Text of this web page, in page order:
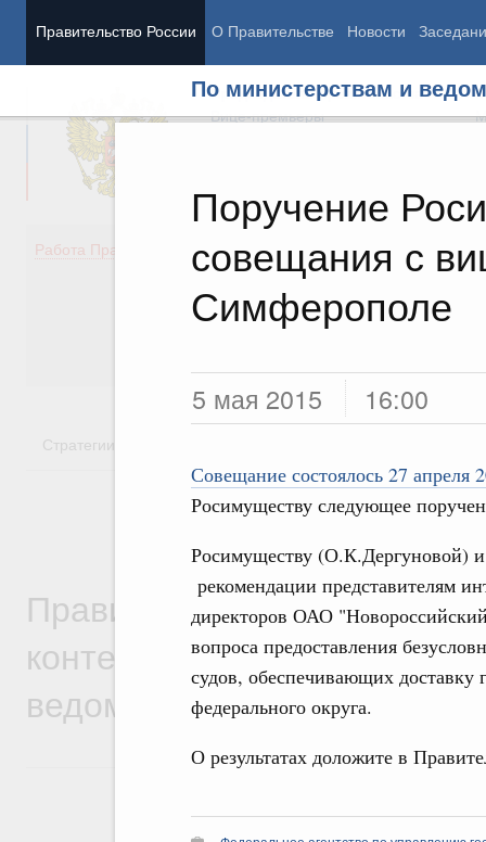
Правительство России О Правительстве Новости
По министерствам и
Поручение
совещания с
Симферополе
5 мая 2015 16:00
Совещание состоялось 27 апреля
Росимуществу следующее
Росимуществу (О.К.Дергуновой)
рекомендации представителям
директоров ОАО
вопроса предоставления
судов, обеспечивающих доставку
федерального округа.
О результатах доложите в
Председатель Правительства
Вице-премьеры
Работа Правительства
Демография
Здоровье
Образование
Культура
Стратегии
Правительственная
контексте работы
ведомств